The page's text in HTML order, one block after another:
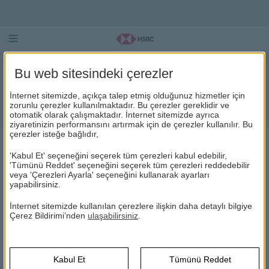
Önemli Linkler
HSBC Portföy Yönetimi tarafından önerilen
önemli linklere bu bölümden ulaşabilirsiniz.
ÖNEMLİ LİNKLER
HSBC Portföy
TSPB Türkiye
Sermaye
(Bu
sayfa
açılacaktır)
Yönetim
Derneği
yeni
pencerede
KAPkamuoyu
Aydınlatma
(Bu
sayfa
Bu web sitesindeki çerezler
İnternet sitemizde, açıkça talep etmiş olduğunuz hizmetler için
zorunlu çerezler kullanılmaktadır. Bu çerezler gereklidir ve
otomatik olarak çalışmaktadır. İnternet sitemizde ayrıca
ziyaretinizin performansını artırmak için de çerezler kullanılır. Bu
çerezler isteğe bağlıdır,
'Kabul Et' seçeneğini seçerek tüm çerezleri kabul edebilir,
'Tümünü Reddet' seçeneğini seçerek tüm çerezleri reddedebilir
veya 'Çerezleri Ayarla' seçeneğini kullanarak ayarları
yapabilirsiniz.
İnternet sitemizde kullanılan çerezlere ilişkin daha detaylı bilgiye
Çerez Bildirimi’nden ulaşabilirsiniz
Kabul Et Tümünü Reddet